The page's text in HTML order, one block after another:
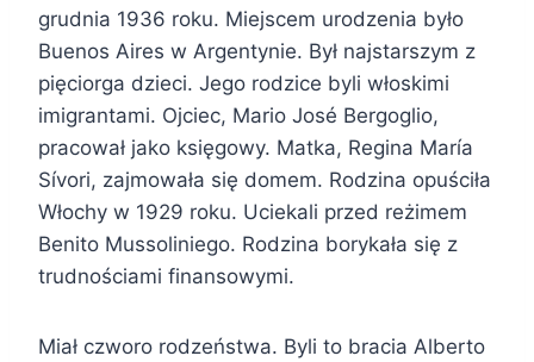
grudnia 1936 roku. Miejscem urodzenia było
Buenos Aires w Argentynie. Był najstarszym z
pięciorga dzieci. Jego rodzice byli włoskimi
imigrantami. Ojciec, Mario José Bergoglio,
pracował jako księgowy. Matka, Regina María
Sívori, zajmowała się domem. Rodzina opuściła
Włochy w 1929 roku. Uciekali przed reżimem
Benito Mussoliniego. Rodzina borykała się z
trudnościami finansowymi.
Miał czworo rodzeństwa. Byli to bracia Alberto